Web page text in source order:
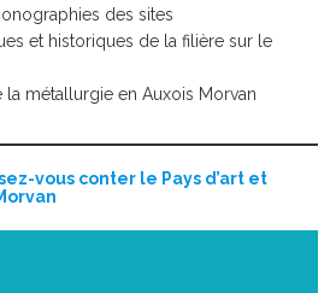
des sites
et historiques de la filière sur le
la métallurgie en Auxois Morvan
vous conter le Pays d’art et